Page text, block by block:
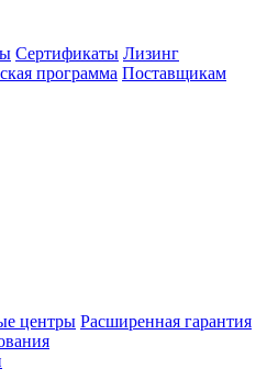
Сертификаты Лизинг
программа Поставщикам
центры Расширенная гарантия